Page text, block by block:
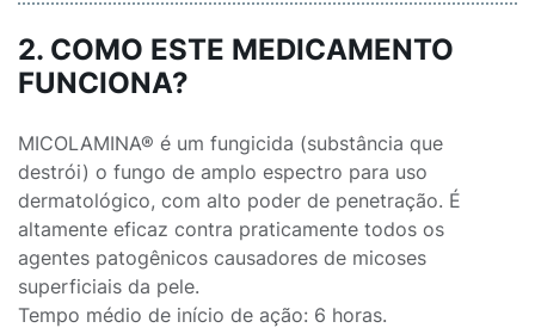
2. COMO ESTE MEDICAMENTO
FUNCIONA?
MICOLAMINA® é um fungicida (substância que
destrói) o fungo de amplo espectro para uso
dermatológico, com alto poder de penetração. É
altamente eficaz contra praticamente todos os
agentes patogênicos causadores de micoses
superficiais da pele.
Tempo médio de início de ação: 6 horas.